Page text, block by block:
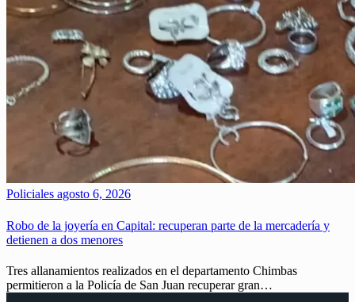
Policiales agosto 6, 2026
Robo de la joyería en Capital: recuperan parte de la mercadería y
detienen a dos menores
Tres allanamientos realizados en el departamento Chimbas
permitieron a la Policía de San Juan recuperar gran…